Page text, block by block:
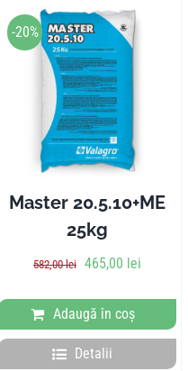
-20%
Master 20.5.10+ME
25kg
582,00lei
Prețul
a
fost:
582,00 lei.
465,00 leiPrețul
465,00
Adaugă în coș
Detalii